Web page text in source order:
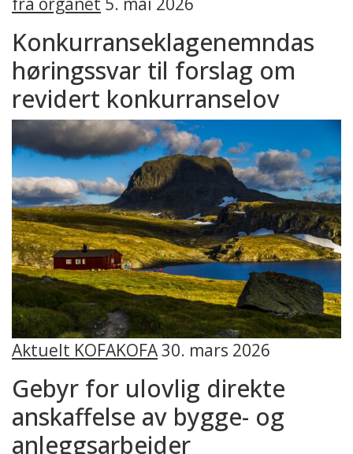
Konkurranseklagenemndas
høringssvar til forslag om
revidert konkurranselov
Aktuelt KOFAKOFA30. mars 2026
Gebyr for ulovlig direkte
anskaffelse av bygge- og
anleggsarbeider